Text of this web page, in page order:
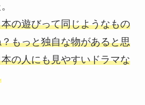
の遊びって同じようなもの
もっと独自な物があると思
の人にも見やすいドラマな